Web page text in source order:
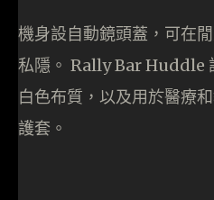
機身設自動鏡頭蓋，可在
私隱。 Rally Bar Huddle
白色布質，以及用於醫療
護套。